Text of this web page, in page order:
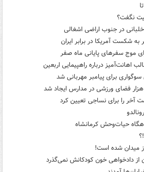
نگفت؟
در جنوب اراضی اشغالی
شکست آمریکا در برابر ایران
موج سفرهای پایانی ماه صفر
اهانت‌آمیز درباره راهپیمایی اربعین
برای پیامبر مهربانی شد
آخر را برای نساجی تعیین کرد
حیات‌وحش کرمانشاه
میدان شده است!
از دادخواهی خون کودکانش نمی‌گذرد